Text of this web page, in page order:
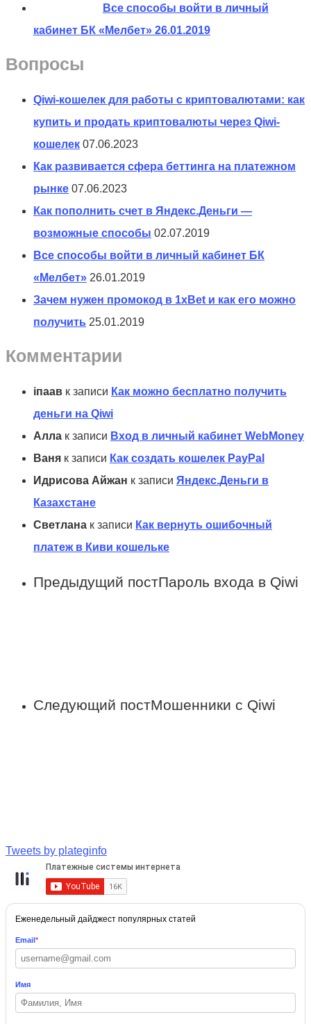
Все способы войти в личный
кабинет БК «Мелбет» 26.01.2019
Вопросы
Qiwi-кошелек для работы с криптовалютами: как
купить и продать криптовалюты через Qiwi-
кошелек 07.06.2023
Как развивается сфера беттинга на платежном
рынке 07.06.2023
Как пополнить счет в Яндекс.Деньги —
возможные способы 02.07.2019
Все способы войти в личный кабинет БК
«Мелбет» 26.01.2019
Зачем нужен промокод в 1xBet и как его можно
получить 25.01.2019
Комментарии
іпаав к записи Как можно бесплатно получить
деньги на Qiwi
Алла к записи Вход в личный кабинет WebMoney
Ваня к записи Как создать кошелек PayPal
Идрисова Айжан к записи Яндекс.Деньги в
Казахстане
Светлана к записи Как вернуть ошибочный
платеж в Киви кошельке
Предыдущий постПароль входа в Qiwi
Следующий постМошенники с Qiwi
Tweets by plateginfo
Еженедельный дайджест популярных статей
Email*
Имя